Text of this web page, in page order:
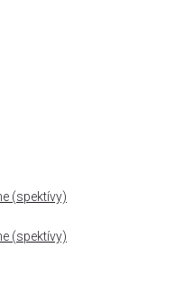
(spektívy)
(spektívy)